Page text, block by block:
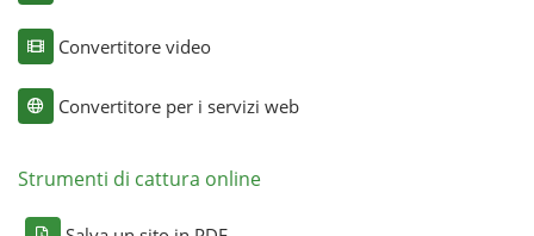
Convertitore video
Convertitore per i servizi web
Strumenti di cattura online